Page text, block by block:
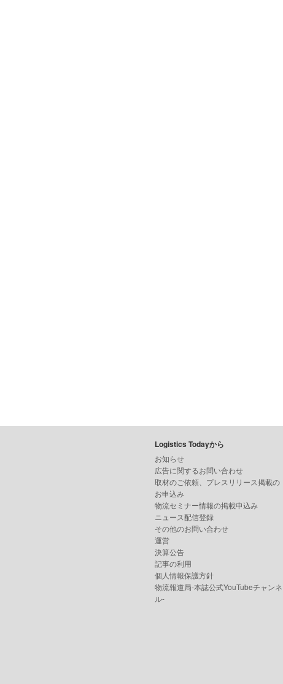
Logistics Todayから
お知らせ
広告に関するお問い合わせ
取材のご依頼、プレスリリース掲載の
お申込み
物流セミナー情報の掲載申込み
ニュース配信登録
その他のお問い合わせ
運営
決算公告
記事の利用
個人情報保護方針
物流報道局-本誌公式YouTubeチャンネ
ル-